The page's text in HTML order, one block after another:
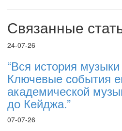
Связанные
24-07-26
“Вся история
Ключевые события
академической
до Кейджа.”
07-07-26